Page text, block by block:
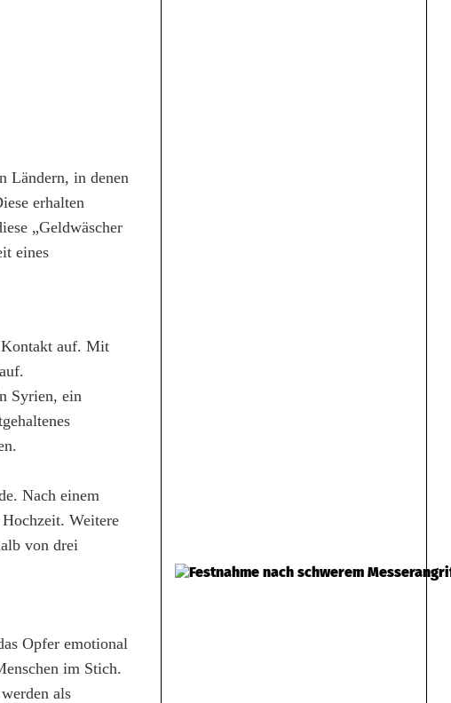
Ländern, in denen
erhalten
„Geldwäscher
eines
Kontakt auf. Mit
Syrien, ein
Nach einem
Weitere
von drei
Opfer emotional
im Stich.
als